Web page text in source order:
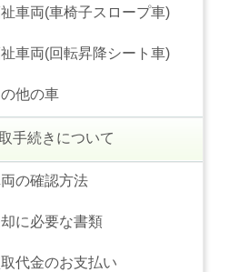
車両(車椅子スロープ車)
車両(回転昇降シート車)
他の車
手続きについて
の確認方法
に必要な書類
代金のお支払い